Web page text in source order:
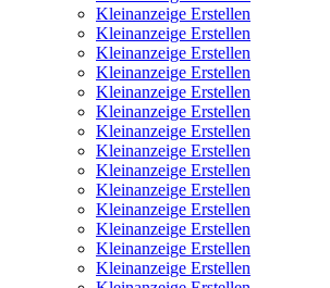
Kleinanzeige Erstellen
Kleinanzeige Erstellen
Kleinanzeige Erstellen
Kleinanzeige Erstellen
Kleinanzeige Erstellen
Kleinanzeige Erstellen
Kleinanzeige Erstellen
Kleinanzeige Erstellen
Kleinanzeige Erstellen
Kleinanzeige Erstellen
Kleinanzeige Erstellen
Kleinanzeige Erstellen
Kleinanzeige Erstellen
Kleinanzeige Erstellen